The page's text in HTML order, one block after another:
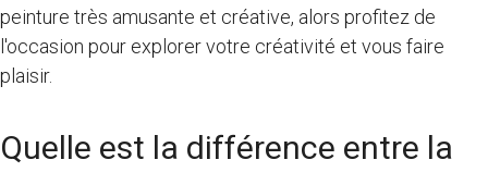
peinture très amusante et créative, alors profitez de
l'occasion pour explorer votre créativité et vous faire
plaisir.
Quelle est la différence entre la